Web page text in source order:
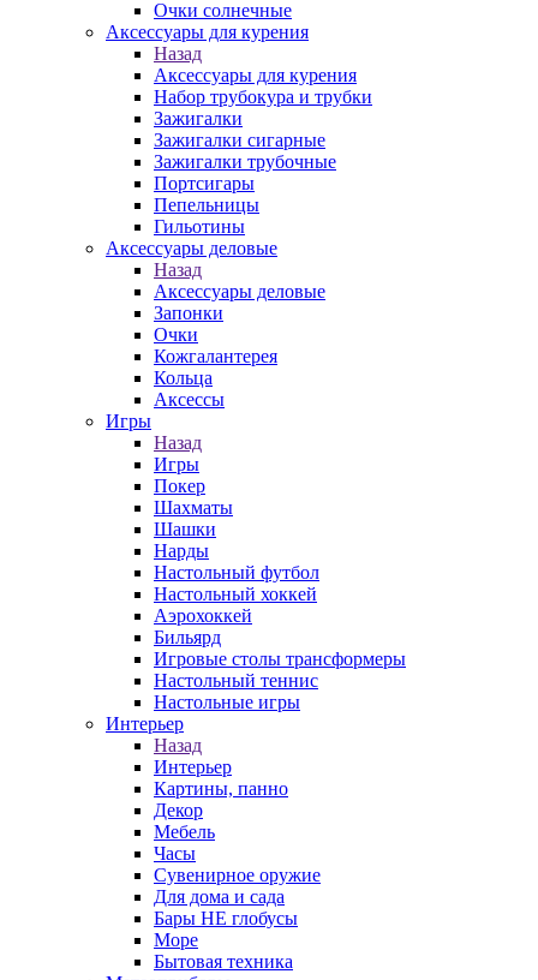
Очки солнечные
Аксессуары для курения
Назад
Аксессуары для курения
Набор трубокура и трубки
Зажигалки
Зажигалки сигарные
Зажигалки трубочные
Портсигары
Пепельницы
Гильотины
Аксессуары деловые
Назад
Аксессуары деловые
Запонки
Очки
Кожгалантерея
Кольца
Аксессы
Игры
Назад
Игры
Покер
Шахматы
Шашки
Нарды
Настольный футбол
Настольный хоккей
Аэрохоккей
Бильярд
Игровые столы трансформеры
Настольный теннис
Настольные игры
Интерьер
Назад
Интерьер
Картины, панно
Декор
Мебель
Часы
Сувенирное оружие
Для дома и сада
Бары НЕ глобусы
Море
Бытовая техника